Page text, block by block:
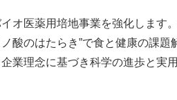
オ医薬用培地事業を強化します
酸のはたらき”で食と健康の課題
業理念に基づき科学の進歩と実